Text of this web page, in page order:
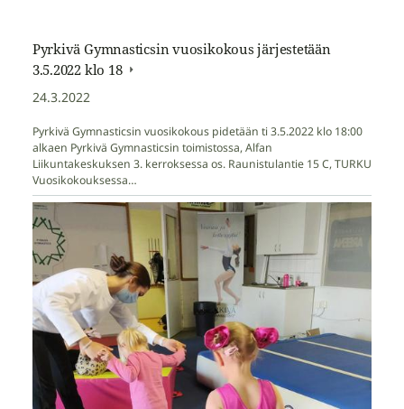
Pyrkivä Gymnasticsin vuosikokous järjestetään
3.5.2022 klo 18
24.3.2022
Pyrkivä Gymnasticsin vuosikokous pidetään ti 3.5.2022 klo 18:00
alkaen Pyrkivä Gymnasticsin toimistossa, Alfan
Liikuntakeskuksen 3. kerroksessa os. Raunistulantie 15 C, TURKU
Vuosikokouksessa…